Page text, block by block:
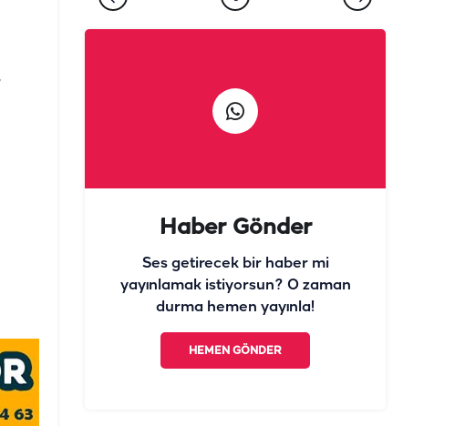
Şanlıurfalılar şehri terk etti! Kaçan kaçana
Haber Gönder
Ses getirecek bir haber mi
yayınlamak istiyorsun? O zaman
durma hemen yayınla!
HEMEN GÖNDER